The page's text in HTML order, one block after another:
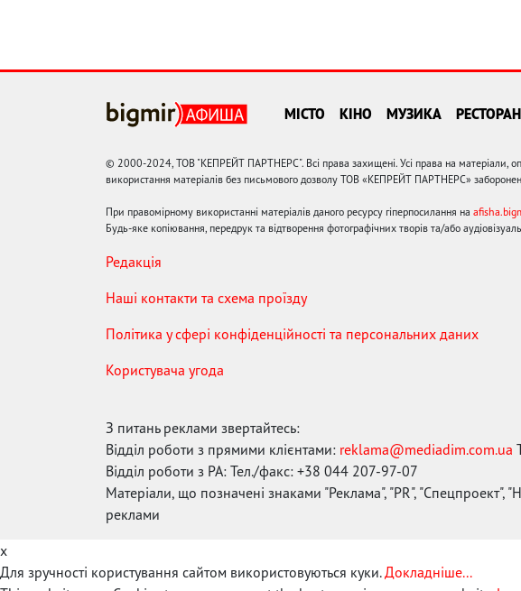
МІСТО КІНО МУЗИКА
© 2000-2024, ТОВ "КЕПРЕЙТ ПАРТНЕРС". Всі права захищені. Усі права на матеріали,
використання матеріалів без письмового дозволу ТОВ «КЕПРЕЙТ ПАРТНЕРС»
При правомірному використанні матеріалів даного ресурсу гіперпосилання на
Будь-яке копіювання, передрук та відтворення фотографічних творів та/або
Редакція
Наші контакти та схема проїзду
Політика у сфері конфіденційності та персональних даних
Користувача угода
З питань реклами звертайтесь:
Відділ роботи з прямими клієнтами: reklama@mediadim.com.ua
Відділ роботи з РА: Тел./факс: +38 044 207-97-07
Матеріали, що позначені знаками "Реклама", "PR", "Спецпроект",
реклами
x
Для зручності користування сайтом використовуються куки.Докладніше...